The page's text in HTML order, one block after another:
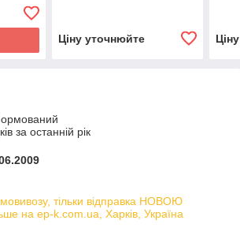
Ціну уточнюйте
за останній рік
тільки відправка НОВОЮ
на ep-k.com.ua, Харків, Україна